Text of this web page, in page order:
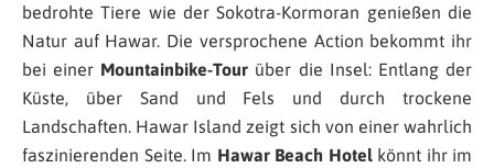
bedrohte Tiere wie der Sokotra-Kormoran genießen die
Natur auf Hawar. Die versprochene Action bekommt ihr
bei einer Mountainbike-Tour über die Insel: Entlang der
Küste, über Sand und Fels und durch trockene
Landschaften. Hawar Island zeigt sich von einer wahrlich
faszinierenden Seite. Im Hawar Beach Hotelkönnt ihr im